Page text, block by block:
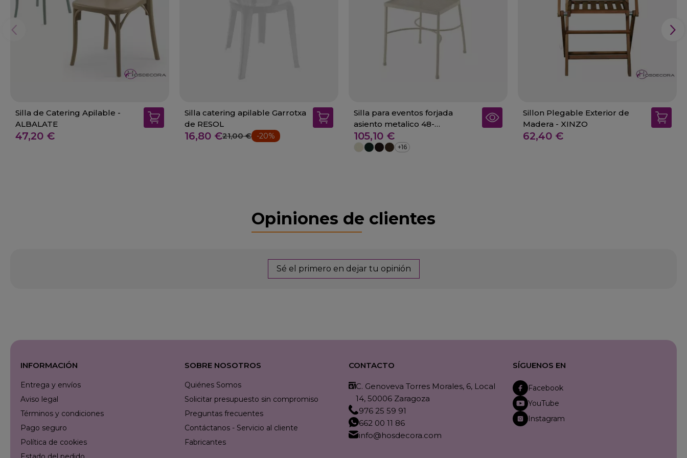
Silla de Catering Apilable -
ALBALATE
47,20 €
Silla catering apilable Garrotxa
de RESOL
16,80 €21,00 € -20%
Silla para eventos forjada
asiento metalico 48-
Viladecans
105,10 €
+16
Sillon Plegable Exterior de
Madera - XINZO
62,40 €
Opiniones de clientes
Sé el primero en dejar tu opinión
INFORMACIÓN
Entrega y envíos
Aviso legal
Términos y condiciones
Pago seguro
Política de cookies
SOBRE NOSOTROS
Quiénes Somos
Solicitar presupuesto sin compromiso
Preguntas frecuentes
Contáctanos - Servicio al cliente
Fabricantes
CONTACTO
C. Genoveva Torres Morales, 6, Local
14, 50006 Zaragoza
976 25 59 91
662 00 11 86
info@hosdecora.com
SÍGUENOS EN
Facebook
YouTube
Instagram